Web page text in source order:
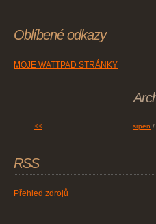
Oblíbené odkazy
MOJE WATTPAD STRÁNKY
<< srpen /
RSS
Přehled zdrojů